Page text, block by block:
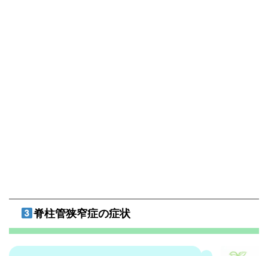
脊柱管狭窄症の症状